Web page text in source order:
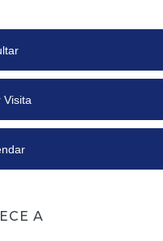
Visita
A